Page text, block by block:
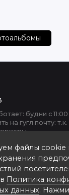
файлы cookie
Политика
данных.
будни с
на гугл почту: т.к.